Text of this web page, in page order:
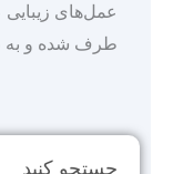
عمل‌های زیبایی
طرف شده و به
جستجو کنید